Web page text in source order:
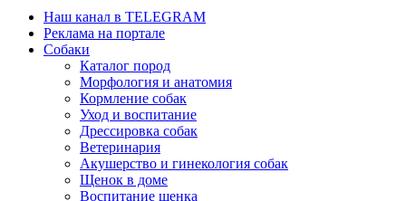
Наш канал в TELEGRAM
Реклама на портале
Собаки
Каталог пород
Морфология и анатомия
Кормление собак
Уход и воспитание
Дрессировка собак
Ветеринария
Акушерство и гинекология собак
Щенок в доме
Воспитание щенка